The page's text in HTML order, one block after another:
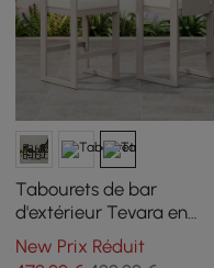
Tabourets de bar
d'extérieur Tevara en
aluminium et accoudoirs
en bois de teck couleur
New Prix Réduit